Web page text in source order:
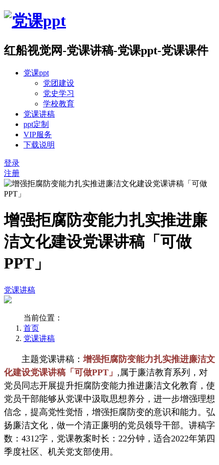
红船视觉网-党课讲稿-党课ppt-党课课件
党课ppt
党团建设
党史学习
学校教育
党课讲稿
ppt定制
VIP服务
下载说明
登录
注册
增强拒腐防变能力扎实推进廉
洁文化建设党课讲稿「可做
PPT」
党课讲稿
当前位置：
首页
党课讲稿
主题党课讲稿：增强拒腐防变能力扎实推进廉洁文
化建设党课讲稿「可做PPT」 ,属于廉洁教育系列，对
党员同志开展提升拒腐防变能力推进廉洁文化教育，使
党员干部能够从党课中汲取思想养分，进一步增强理想
信念，提高党性觉悟，增强拒腐防变的意识和能力。弘
扬廉洁文化，做一个清正廉明的党员领导干部。讲稿字
数：4312字，党课教案时长：22分钟，适合2022年第四
季度社区、机关党支部使用。